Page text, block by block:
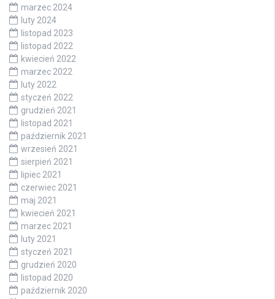
marzec 2024
luty 2024
listopad 2023
listopad 2022
kwiecień 2022
marzec 2022
luty 2022
styczeń 2022
grudzień 2021
listopad 2021
październik 2021
wrzesień 2021
sierpień 2021
lipiec 2021
czerwiec 2021
maj 2021
kwiecień 2021
marzec 2021
luty 2021
styczeń 2021
grudzień 2020
listopad 2020
październik 2020